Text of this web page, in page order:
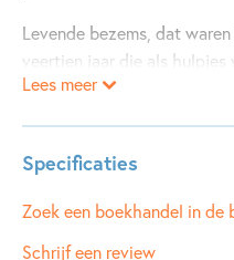
Levende bezems, dat
veertien jaar die als hulpjes
schoorsteenvegers
Dit boek gaat over zo'n
zijn vader verkocht aan de
lange en avontuurlijke reis
schoorsteenvegerjongen
Lees meer
Specificaties
Leeftijdsindicatie: 10 -
ISBN:
9789021677194
Zoek een boekhandel in de
Schrijf een review